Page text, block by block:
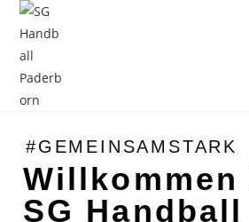
#GEMEINSAMSTARK
Willkommen
SG Handball